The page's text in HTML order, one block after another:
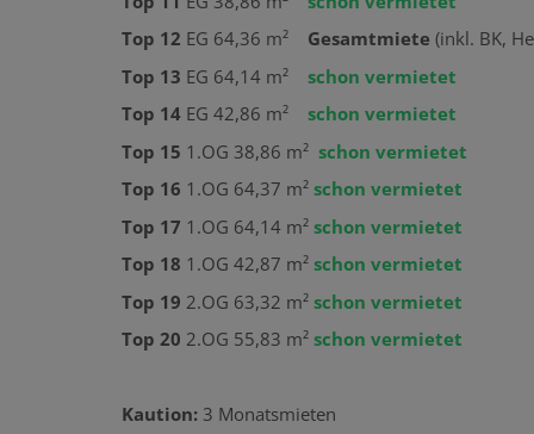
Top 12 EG 64,36 m² Gesamtmiete (inkl. BK,
Top 13 EG 64,14 m² schon vermietet
Top 14 EG 42,86 m² schon vermietet
Top 15 1.OG 38,86 m² schon vermietet
Top 16 1.OG 64,37 m² schon vermietet
Top 17 1.OG 64,14 m² schon vermietet
Top 18 1.OG 42,87 m² schon vermietet
Top 19 2.OG 63,32 m² schon vermietet
Top 20 2.OG 55,83 m² schon vermietet
Kaution: 3 Monatsmieten